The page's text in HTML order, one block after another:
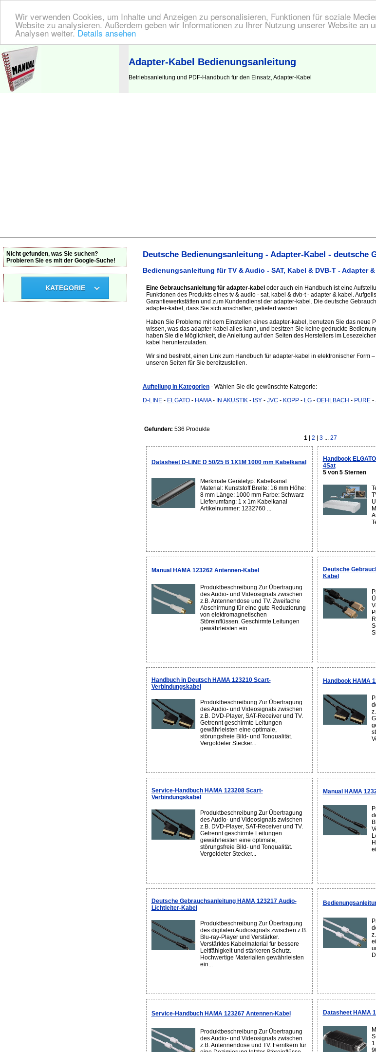
Wir verwenden Cookies, um Inhalte und Anzeigen zu personalisieren, Funktionen für soziale
Website zu analysieren. Außerdem geben wir Informationen zu Ihrer Nutzung unserer Website an
Analysen weiter. Details ansehen
BEDIENUNGSANLEITUNG | Hier finden Sie die deutsche Anleitung!
Adapter-Kabel Bedienungsanleitung
Betriebsanleitung und PDF-Handbuch für den Einsatz, Adapter-Kabel
Deutsche Bedienungsanleitung - Adapter-Kabel - deutsche
Bedienungsanleitung für TV & Audio - SAT, Kabel & DVB-T - Adapter
Eine Gebrauchsanleitung für adapter-kabel oder auch ein Handbuch ist eine
Funktionen des Produkts eines tv & audio - sat, kabel & dvb-t - adapter & kabel.
Garantiewerkstätten und zum Kundendienst der adapter-kabel. Die deutsche
adapter-kabel, dass Sie sich anschaffen, geliefert werden.
Haben Sie Probleme mit dem Einstellen eines adapter-kabel, benutzen Sie das neue
wissen, was das adapter-kabel alles kann, und besitzen Sie keine gedruckte
haben Sie die Möglichkeit, die Anleitung auf den Seiten des Herstellers im
kabel herunterzuladen.
Wir sind bestrebt, einen Link zum Handbuch für adapter-kabel in elektronischer Form
unseren Seiten für Sie bereitzustellen.
Aufteilung in Kategorien - Wählen Sie die gewünschte Kategorie:
D-LINE- ELGATO- HAMA- IN AKUSTIK- ISY- JVC - KOPP- LG- OEHLBACH - PURE-
Gefunden: 536 Produkte
1
2 3... 27
Datasheet D-LINE D 50/25 B 1X1M 1000 mm Kabelkanal
Merkmale Gerätetyp: Kabelkanal
Material: Kunststoff Breite: 16 mm Höhe:
8 mm Länge: 1000 mm Farbe: Schwarz
Lieferumfang: 1 x 1m Kabelkanal
Artikelnummer: 1232760 ...
Handbook
4Sat
5 von 5 Sternen
Manual HAMA 123262 Antennen-Kabel
Produktbeschreibung Zur Übertragung
des Audio- und Videosignals zwischen
z.B. Antennendose und TV. Zweifache
Abschirmung für eine gute Reduzierung
von elektromagnetischen
Störeinflüssen. Geschirmte Leitungen
gewährleisten ein...
Deutsche
Kabel
Handbuch in Deutsch HAMA 123210 Scart-
Verbindungskabel
Produktbeschreibung Zur Übertragung
des Audio- und Videosignals zwischen
z.B. DVD-Player, SAT-Receiver und TV.
Getrennt geschirmte Leitungen
gewährleisten eine optimale,
störungsfreie Bild- und Tonqualität.
Vergoldeter Stecker...
Handbook HAMA
Service-Handbuch HAMA 123208 Scart-
Verbindungskabel
Produktbeschreibung Zur Übertragung
des Audio- und Videosignals zwischen
z.B. DVD-Player, SAT-Receiver und TV.
Getrennt geschirmte Leitungen
gewährleisten eine optimale,
störungsfreie Bild- und Tonqualität.
Vergoldeter Stecker...
Manual HAMA
Deutsche Gebrauchsanleitung HAMA 123217 Audio-
Lichtleiter-Kabel
Produktbeschreibung Zur Übertragung
des digitalen Audiosignals zwischen z.B.
Blu-ray-Player und Verstärker.
Verstärktes Kabelmaterial für bessere
Leitfähigkeit und stärkeren Schutz.
Hochwertige Materialien gewährleisten
ein...
Service-Handbuch HAMA 123267 Antennen-Kabel
Produktbeschreibung Zur Übertragung
des Audio- und Videosignals zwischen
z.B. Antennendose und TV. Ferritkern für
Datasheet HAMA
Nicht gefunden, was Sie suchen?
Probieren Sie es mit der Google-Suche!
KATEGORIE